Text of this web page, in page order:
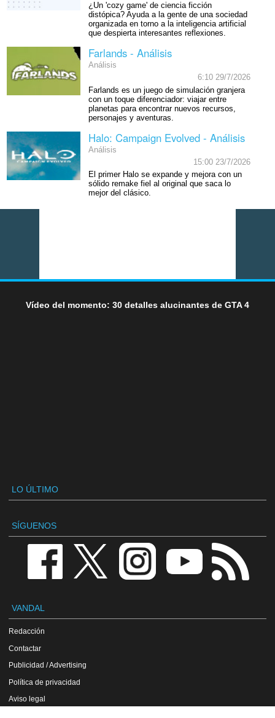
¿Un 'cozy game' de ciencia ficción
distópica? Ayuda a la gente de una sociedad
organizada en torno a la inteligencia artificial
que despierta interesantes reflexiones.
Farlands - Análisis
Análisis
6:10 29/7/2026
Farlands es un juego de simulación granjera
con un toque diferenciador: viajar entre
planetas para encontrar nuevos recursos,
personajes y aventuras.
Halo: Campaign Evolved - Análisis
Análisis
15:00 23/7/2026
El primer Halo se expande y mejora con un
sólido remake fiel al original que saca lo
mejor del clásico.
Vídeo del momento: 30 detalles alucinantes de GTA 4
LO ÚLTIMO
SÍGUENOS
VANDAL
Redacción
Contactar
Publicidad / Advertising
Política de privacidad
Aviso legal